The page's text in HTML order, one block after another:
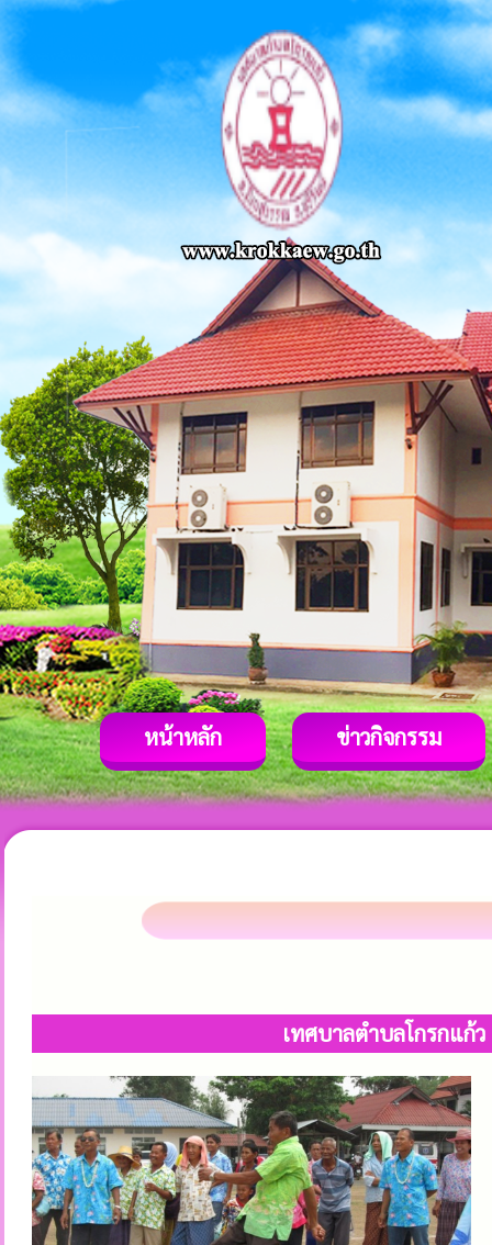
หน้าหลัก ข่าวกิจกรรม
เทศบาลตำบลโกรกแก้